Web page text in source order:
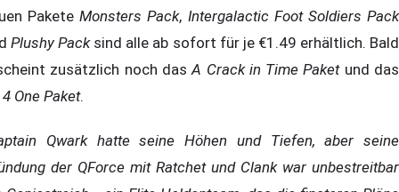
PaketeMonsters Pack, Intergalactic Foot Soldiers Pack
Plushy Packsind alle ab sofort für je €1.49 erhältlich. Bald
zusätzlich noch dasA Crack in Time Paketund das
One Paket.
Qwark hatte seine Höhen und Tiefen, aber seine
der QForce mit Ratchet und Clank war unbestreitbar